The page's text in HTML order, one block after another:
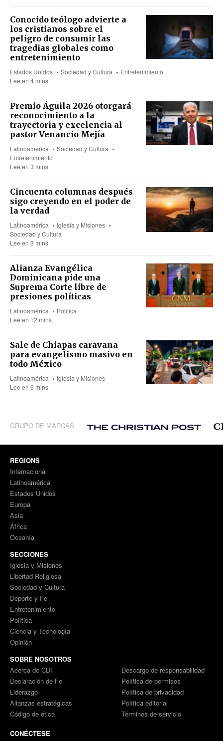
Conocido teólogo advierte a
los cristianos sobre el
peligro de consumir las
tragedias globales como
entretenimiento
Estados Unidos Sociedad y Cultura
Entretenimiento
Lee en 4 mins
Premio Águila 2026 otorgará
reconocimiento a la
trayectoria y excelencia al
pastor Venancio Mejía
Latinoamérica
Sociedad y Cultura
Entretenimiento
Lee en 3 mins
Cincuenta columnas después
sigo creyendo en el poder de
la verdad
Latinoamérica
Iglesia y Misiones
Sociedad y Cultura
Lee en 3 mins
Alianza Evangélica
Dominicana pide una
Suprema Corte libre de
presiones políticas
Latinoamérica
Política
Lee en 12 mins
Sale de Chiapas caravana
para evangelismo masivo en
todo México
Latinoamérica
Iglesia y Misiones
Lee en 6 mins
GRUPO DE MARCAS
REGIONS
Internacional
Latinoamérica
Estados Unidos
Europa
Asia
África
Oceanía
SECCIONES
Iglesia y Misiones
Libertad Religiosa
Sociedad y Cultura
Deporte y Fe
Entretenimiento
Política
Ciencia y Tecnología
Opinión
SOBRE NOSOTROS
Acerca de CDI
Declaración de Fe
Liderazgo
Alianzas estratégicas
Código de ética
Descargo de responsabilidad
Política de permisos
Política de privacidad
Política editorial
Términos de servicio
CONÉCTESE